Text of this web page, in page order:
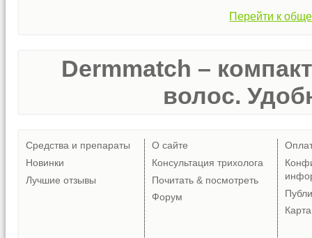
Перейти к
Dermmatch –
волос.
Средства и препараты
Новинки
Лучшие отзывы
О сайте
Консультация трихолога
Почитать & посмотреть
Форум